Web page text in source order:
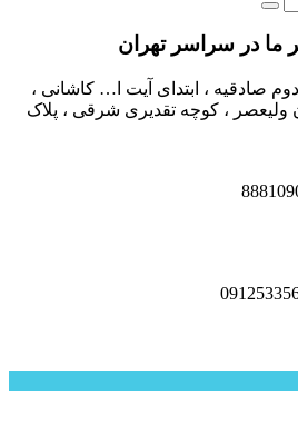
ما در سراسر تهران
صادقیه ، ابتدای آیت ا… کاشانی ،
ولیعصر ، کوچه تقدیری شرقی ، پلاک